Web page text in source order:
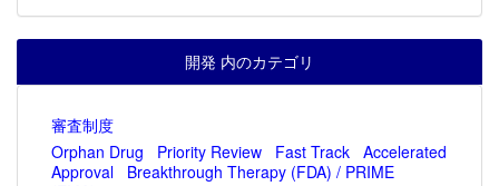
開発 内のカテゴリ
審査制度
Orphan Drug
Priority Review Fast Track Accelerated
Approval
Breakthrough Therapy (FDA) / PRIME